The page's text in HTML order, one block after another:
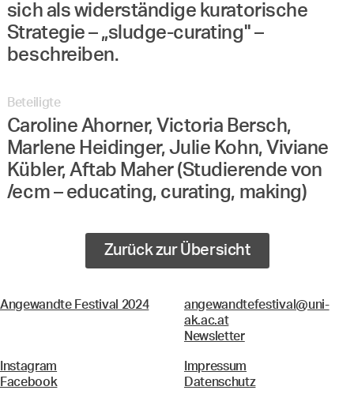
sich als widerständige kuratorische
Strategie – „sludge-curating" –
beschreiben.
Beteiligte
Caroline Ahorner, Victoria Bersch,
Marlene Heidinger, Julie Kohn, Viviane
Kübler, Aftab Maher (Studierende von
/ecm – educating, curating, making)
Zurück zur Übersicht
Angewandte Festival 2024
angewandtefestival@uni-
ak.ac.at
Newsletter
Instagram
Facebook
Impressum
Datenschutz